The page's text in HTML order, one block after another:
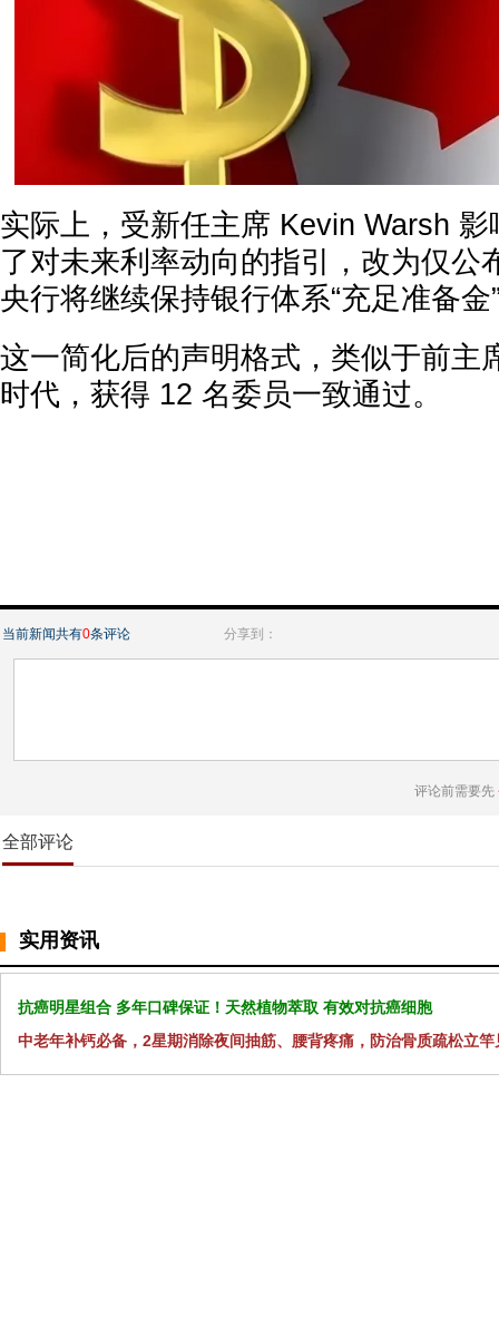
实际上，受新任主席 Kevin Warsh
了对未来利率动向的指引，改为仅公
央行将继续保持银行体系“充足准备金
这一简化后的声明格式，类似于前主
时代，获得 12 名委员一致通过。
当前新闻共有0条评论 分享到：
评论前需要先
全部评论
实用资讯
抗癌明星组合 多年口碑保证！天然植物萃取 有效对抗癌细胞
中老年补钙必备，2星期消除夜间抽筋、腰背疼痛，防治骨质疏松立竿